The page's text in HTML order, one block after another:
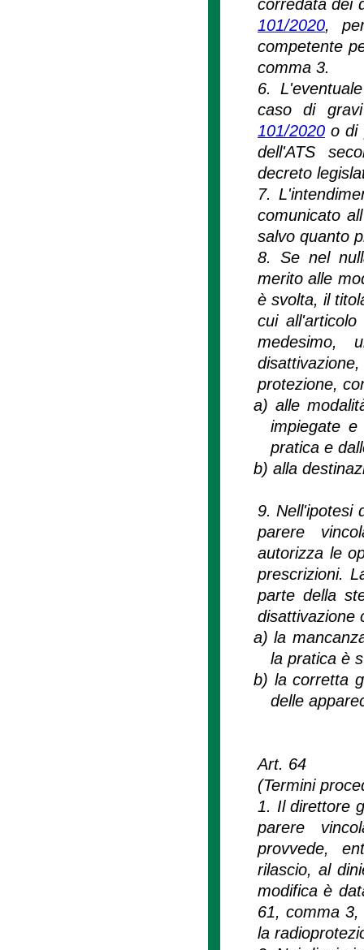
corredata dei
101/2020,
competente
comma 3.
6.
caso di
101/2020o di
dell'ATS
decreto
7.
comunicato
salvo quanto
8. Se nel
merito alle
è svolta, il
cui
medesimo,
protezione,
a) alle
impiegate
pratica e
b)alla
9. Nell'ipotesi
parere
autorizza le
prescrizioni.
parte della
disattivazione
a)la
la pratica è
b) la corretta
delle
Art. 64
(Termini
1. Il direttore
parere
provvede,
rilascio, al
modifica è
61, comma 3,
la